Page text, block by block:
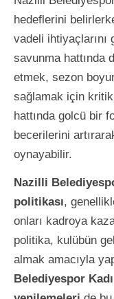
hedeflerini
vadeli ihtiyaçlarını
savunma hattında
etmek, sezon
sağlamak için
hattında golcü bir
becerilerini
oynayabilir.
Nazilli
politikası,
onları kadroya
politika, kulübün
almak amacıyla
Belediyespor